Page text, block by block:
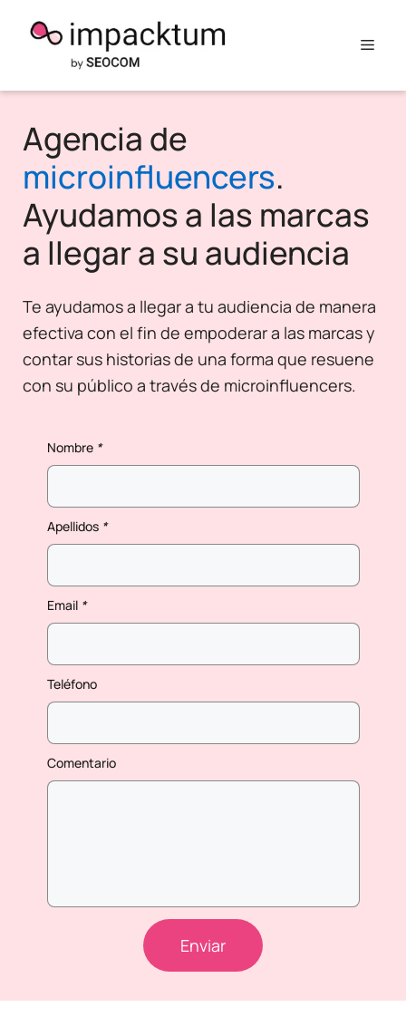
contenido
Agencia de
microinfluencers.
Ayudamos a las marcas
a llegar a su audiencia
Te ayudamos a llegar a tu audiencia de manera
efectiva con el fin de empoderar a las marcas y
contar sus historias de una forma que resuene
con su público a través de microinfluencers.
Nombre *
Apellidos *
Email *
Teléfono
Comentario
Enviar